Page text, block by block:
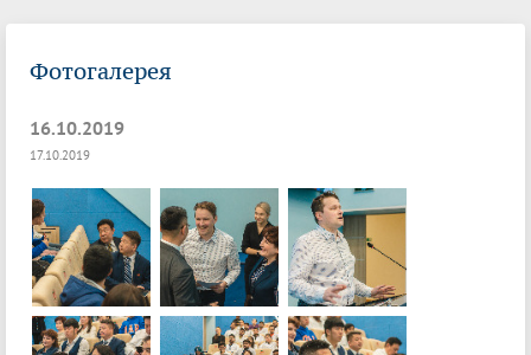
Фотогалерея
16.10.2019
17.10.2019